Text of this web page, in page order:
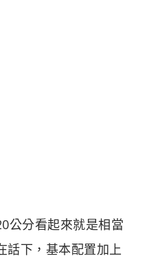
公分看起來就是相當
話下，基本配置加上